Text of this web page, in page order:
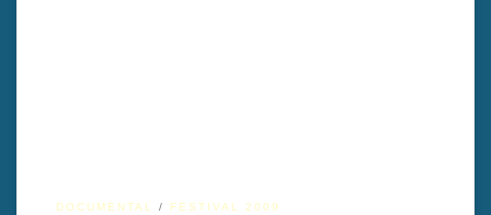
DOCUMENTAL FESTIVAL 2009